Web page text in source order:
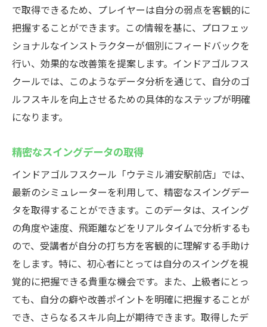
で取得できるため、プレイヤーは自分の弱点を客観的に
把握することができます。この情報を基に、プロフェッ
ショナルなインストラクターが個別にフィードバックを
行い、効果的な改善策を提案します。インドアゴルフス
クールでは、このようなデータ分析を通じて、自分のゴ
ルフスキルを向上させるための具体的なステップが明確
になります。
精密なスイングデータの取得
インドアゴルフスクール「ウテミル浦安駅前店」では、
最新のシミュレーターを利用して、精密なスイングデー
タを取得することができます。このデータは、スイング
の角度や速度、飛距離などをリアルタイムで分析するも
ので、受講者が自分の打ち方を客観的に理解する手助け
をします。特に、初心者にとっては自分のスイングを視
覚的に把握できる貴重な機会です。また、上級者にとっ
ても、自分の癖や改善ポイントを明確に把握することが
でき、さらなるスキル向上が期待できます。取得したデ